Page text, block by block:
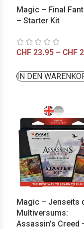
Magic – Final
– Starter Kit
CHF 23.95 – CHF
IN DEN
Magic – Jenseits
Multiversums:
Assassin’s Creed